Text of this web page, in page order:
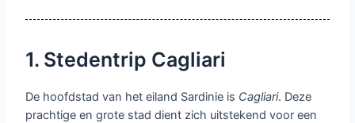
1. Stedentrip Cagliari
De hoofdstad van het eiland Sardinie is Cagliari. Deze
prachtige en grote stad dient zich uitstekend voor een